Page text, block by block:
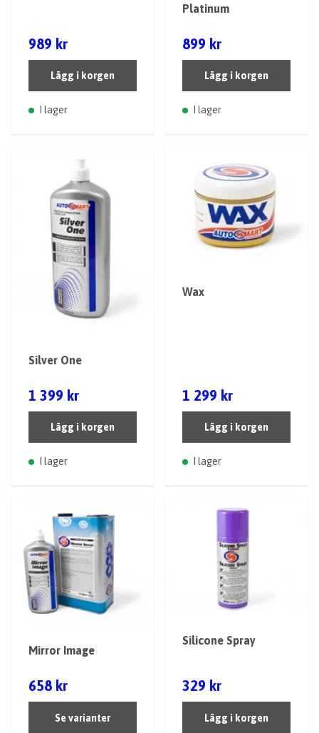
989 kr
Lägg i korgen
I lager
Platinum
899 kr
Lägg i korgen
I lager
Silver One
1 399 kr
Lägg i korgen
I lager
Wax
1 299 kr
Lägg i korgen
I lager
Mirror Image
658 kr
Se varianter
Silicone Spray
329 kr
Lägg i korgen